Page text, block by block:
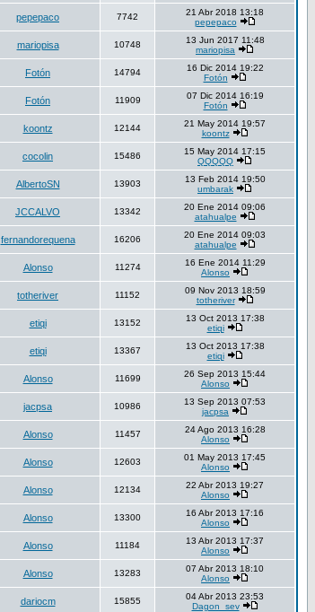
pepepaco 7742
21 Abr 2018 13:18
pepepaco
mariopisa 10748
13 Jun 2017 11:48
mariopisa
Fotón 14794
16 Dic 2014 19:22
Fotón
Fotón 11909
07 Dic 2014 16:19
Fotón
koontz 12144
21 May 2014 19:57
koontz
cocolin 15486
15 May 2014 17:15
QQQQQ
AlbertoSN 13903
13 Feb 2014 19:50
umbarak
JCCALVO 13342
20 Ene 2014 09:06
atahualpe
fernandorequena 16206
20 Ene 2014 09:03
atahualpe
Alonso 11274
16 Ene 2014 11:29
Alonso
totheriver 11152
09 Nov 2013 18:59
totheriver
etiqi 13152
13 Oct 2013 17:38
etiqi
etiqi 13367
13 Oct 2013 17:38
etiqi
Alonso 11699
26 Sep 2013 15:44
Alonso
jacpsa 10986
13 Sep 2013 07:53
jacpsa
Alonso 11457
24 Ago 2013 16:28
Alonso
Alonso 12603
01 May 2013 17:45
Alonso
Alonso 12134
22 Abr 2013 19:27
Alonso
Alonso 13300
16 Abr 2013 17:16
Alonso
Alonso 11184
13 Abr 2013 17:37
Alonso
Alonso 13283
07 Abr 2013 18:10
Alonso
dariocm 15855
04 Abr 2013 23:53
Dagon_sev